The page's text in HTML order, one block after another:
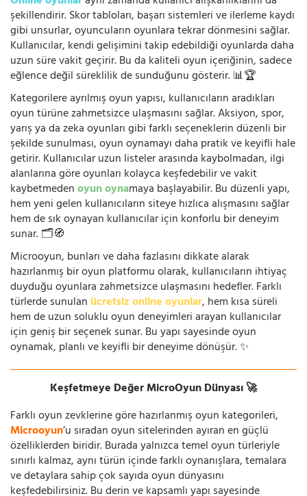
şekillendirir. Skor tabloları, başarı sistemleri ve ilerleme kaydı
gibi unsurlar, oyuncuların oyunlara tekrar dönmesini sağlar.
Kullanıcılar, kendi gelişimini takip edebildiği oyunlarda daha
uzun süre vakit geçirir. Bu da kaliteli oyun içeriğinin, sadece
eğlence değil süreklilik de sunduğunu gösterir. 📊🏆
Kategorilere ayrılmış oyun yapısı, kullanıcıların aradıkları
oyun türüne zahmetsizce ulaşmasını sağlar. Aksiyon, spor,
yarış ya da zeka oyunları gibi farklı seçeneklerin düzenli bir
şekilde sunulması, oyun oynamayı daha pratik ve keyifli hale
getirir. Kullanıcılar uzun listeler arasında kaybolmadan, ilgi
alanlarına göre oyunları kolayca keşfedebilir ve vakit
kaybetmedenoyun oynamaya başlayabilir. Bu düzenli yapı,
hem yeni gelen kullanıcıların siteye hızlıca alışmasını sağlar
hem de sık oynayan kullanıcılar için konforlu bir deneyim
sunar. 🗂️🧭
Microoyun, bunları ve daha fazlasını dikkate alarak
hazırlanmış bir oyun platformu olarak, kullanıcıların ihtiyaç
duyduğu oyunlara zahmetsizce ulaşmasını hedefler. Farklı
türlerde sunulan ücretsiz online oyunlar, hem kısa süreli
hem de uzun soluklu oyun deneyimleri arayan kullanıcılar
için geniş bir seçenek sunar. Bu yapı sayesinde oyun
oynamak, planlı ve keyifli bir deneyime dönüşür. ✨
Keşfetmeye Değer MicroOyun Dünyası 🚀
Farklı oyun zevklerine göre hazırlanmış oyun kategorileri,
Microoyun’u sıradan oyun sitelerinden ayıran en güçlü
özelliklerden biridir. Burada yalnızca temel oyun türleriyle
sınırlı kalmaz, aynı türün içinde farklı oynanışlara, temalara
ve detaylara sahip çok sayıda oyun dünyasını
keşfedebilirsiniz. Bu derin ve kapsamlı yapı sayesinde